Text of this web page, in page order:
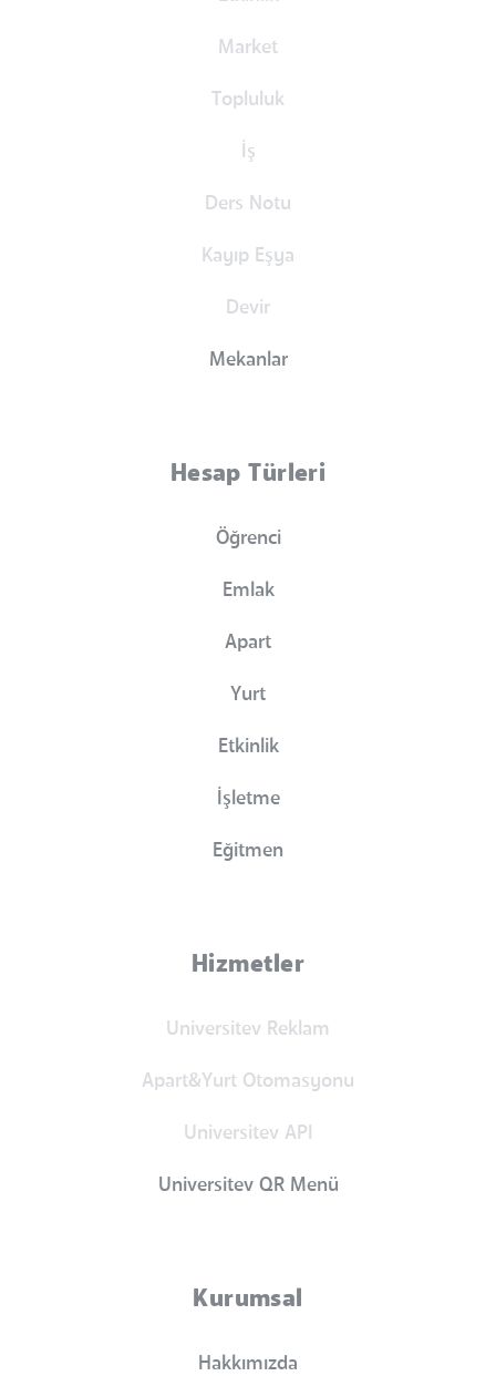
Market
Topluluk
İş
Ders Notu
Kayıp Eşya
Devir
Mekanlar
Hesap Türleri
Öğrenci
Emlak
Apart
Yurt
Etkinlik
İşletme
Eğitmen
Hizmetler
Universitev Reklam
Apart&Yurt Otomasyonu
Universitev API
Universitev QR Menü
Kurumsal
Hakkımızda